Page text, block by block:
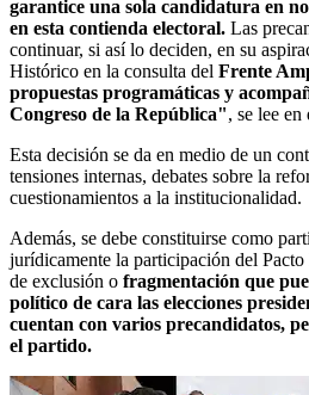
garantice una sola candidatura en
en esta contienda electoral. Las
continuar, si así lo deciden, en su
Histórico en la consulta del Frente
propuestas programáticas y
Congreso de la República", se lee
Esta decisión se da en medio de un
tensiones internas, debates sobre la
cuestionamientos a la institucionalidad.
Además, se debe constituirse como
jurídicamente la participación del
de exclusión o fragmentación que
político de cara las elecciones
cuentan con varios precandidatos,
el partido.